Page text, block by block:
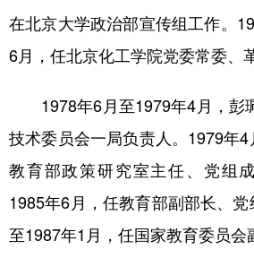
English Español
Русский язык 日本
在北京大学政治部宣传组工作。
6月，任北京化工学院党委常委、
1978年6月至1979年4月，彭
技术委员会一局负责人。1979年
教育部政策研究室主任、党组
1985年6月，任教育部副部长、党
至1987年1月，任国家教育委员会